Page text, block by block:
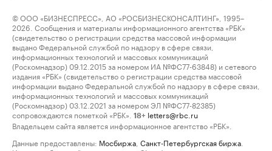
© ООО «БИЗНЕСПРЕСС», АО «РОСБИЗНЕСКОНСАЛТИНГ», 1995–
2026. Сообщения и материалы информационного агентства «РБК»
(свидетельство о регистрации средства массовой информации
выдано Федеральной службой по надзору в сфере связи,
информационных технологий и массовых коммуникаций
(Роскомнадзор) 09.12.2015 за номером ИА №ФС77-63848) и сетевого
издания «РБК» (свидетельство о регистрации средства массовой
информации выдано Федеральной службой по надзору в сфере связи,
информационных технологий и массовых коммуникаций
(Роскомнадзор) 03.12.2021 за номером ЭЛ №ФС77-82385)
сопровождаются пометкой «РБК».
18+ letters@rbc.ru
Владельцем сайта является информационное агентство «РБК».
Данные предоставлены: Мосбиржа Санкт-Петербургская биржа